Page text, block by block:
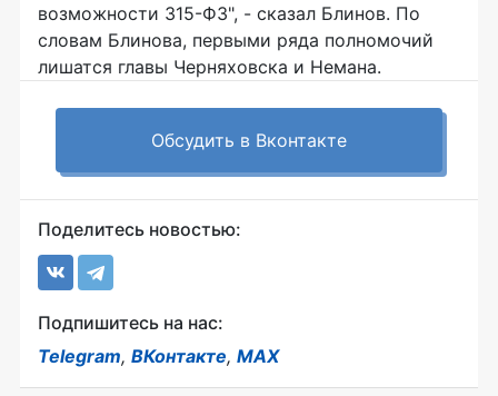
возможности 315-ФЗ", - сказал Блинов. По
словам Блинова, первыми ряда полномочий
лишатся главы Черняховска и Немана.
Обсудить в Вконтакте
Поделитесь новостью:
Подпишитесь на нас:
Telegram, ВКонтакте, MAX